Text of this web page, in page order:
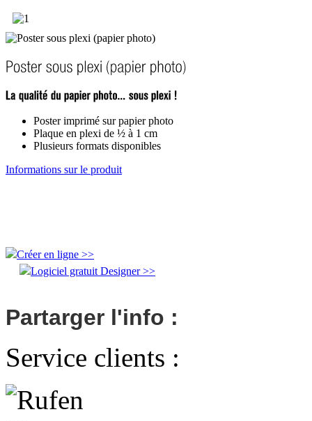
Poster imprimé sur papier photo
Plaque en plexi de ½ à 1 cm
Plusieurs formats disponibles
Informations sur le produit
Créer en ligne >>
Logiciel gratuit Designer >>
Partarger l'info :
Service clients :